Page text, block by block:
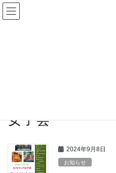
女子会
2024年9月8日
お知らせ